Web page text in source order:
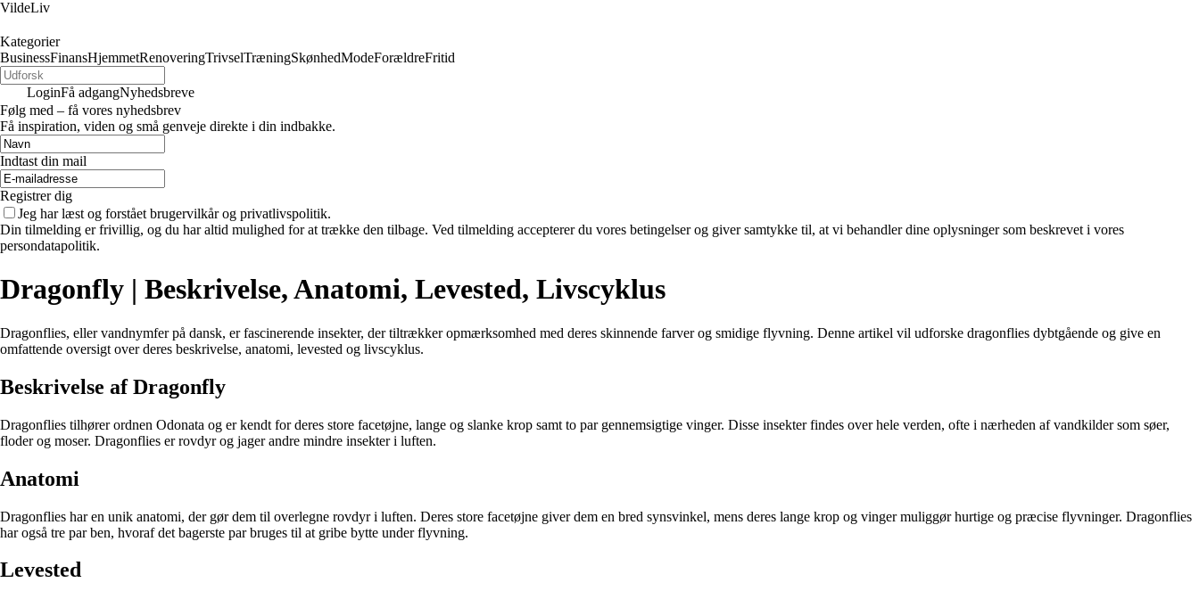
VildeLiv
Kategorier
BusinessFinansHjemmetRenoveringTrivselTræningSkønhedModeForældreFritid
LoginFå adgangNyhedsbreve
Følg med – få vores nyhedsbrev
Få inspiration, viden og små genveje direkte i din indbakke.
Indtast din mail
Registrer dig
Jeg har læst og forstået brugervilkår og privatlivspolitik.
Din tilmelding er frivillig, og du har altid mulighed for at trække den tilbage. Ved tilmelding accepterer du vores betingelser og giver samtykke til, at vi behandler dine oplysninger som beskrevet i vores
persondatapolitik.
Dragonfly | Beskrivelse, Anatomi, Levested, Livscyklus
Dragonflies, eller vandnymfer på dansk, er fascinerende insekter, der tiltrækker opmærksomhed med deres skinnende farver og smidige flyvning. Denne artikel vil udforske dragonflies dybtgående og give en
omfattende oversigt over deres beskrivelse, anatomi, levested og livscyklus.
Beskrivelse af Dragonfly
Dragonflies tilhører ordnen Odonata og er kendt for deres store facetøjne, lange og slanke krop samt to par gennemsigtige vinger. Disse insekter findes over hele verden, ofte i nærheden af ​​vandkilder som søer,
floder og moser. Dragonflies er rovdyr og jager andre mindre insekter i luften.
Anatomi
Dragonflies har en unik anatomi, der gør dem til overlegne rovdyr i luften. Deres store facetøjne giver dem en bred synsvinkel, mens deres lange krop og vinger muliggør hurtige og præcise flyvninger. Dragonflies
har også tre par ben, hvoraf det bagerste par bruges til at gribe bytte under flyvning.
Levested